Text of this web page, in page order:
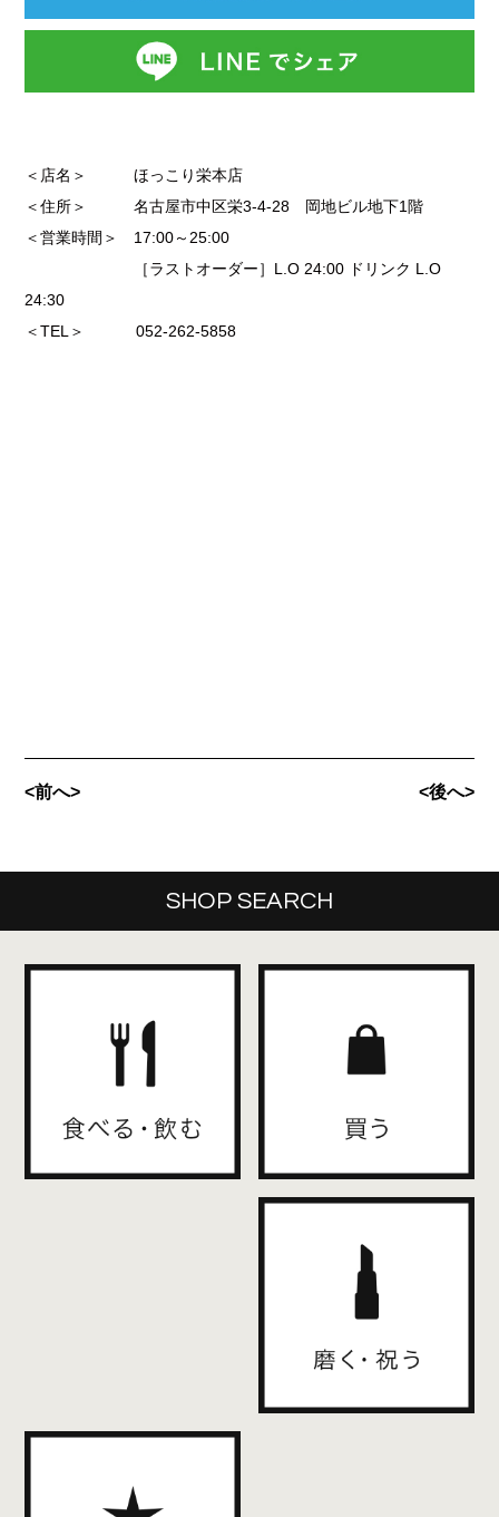
＜店名＞ ほっこり栄本店
＜住所＞ 名古屋市中区栄3-4-28 岡地ビル地下1階
＜営業時間＞ 17:00～25:00
［ラストオーダー］L.O 24:00 ドリンク L.O
24:30
＜TEL＞ 052-262-5858
<前へ> <後へ>
SHOP SEARCH